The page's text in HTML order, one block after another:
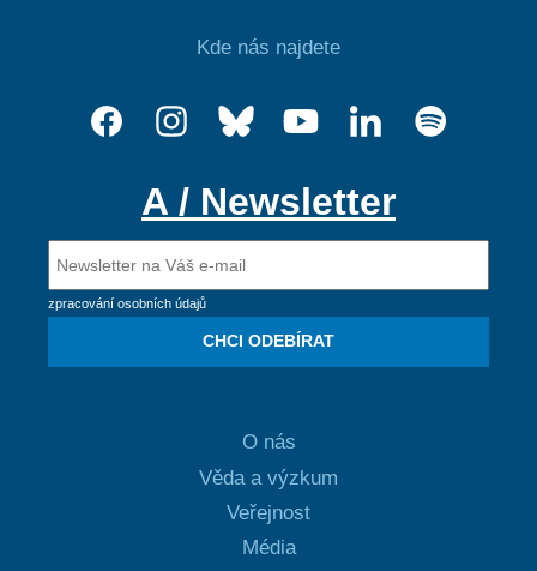
Kde nás najdete
A / Newsletter
zpracování osobních údajů
CHCI ODEBÍRAT
O nás
Věda a výzkum
Veřejnost
Média